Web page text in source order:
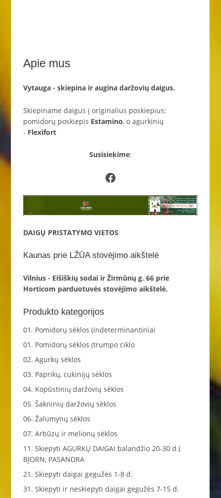
Apie mus
Vytauga - skiepina ir augina daržovių daigus.
Skiepiname daigus į originalius poskiepius:
pomidorų poskiepis Estamino, o agurkinių
- Flexifort
Susisiekime:
Facebook
DAIGŲ PRISTATYMO VIETOS
Kaunas prie LŽŪA stovėjimo aikštelė
Vilnius - Eišiškių sodai ir Žirmūnų g. 66 prie
Horticom parduotuvės stovėjimo aikštelė.
Produkto kategorijos
01. Pomidorų sėklos (indeterminantiniai
01. Pomidorų sėklos (trumpo ciklo
02. Agurkų sėklos
03. Paprikų, cukinijų sėklos
04. Kopūstinių daržovių sėklos
05. Šakninių daržovių sėklos
06. Žalumynų sėklos
07. Arbūzų ir melionų sėklos
11. Skiepyti AGURKŲ DAIGAI balandžio 20-30 d.(
BJORN, PASANDRA
21. Skiepyti daigai gegužės 1-8 d.
31. Skiepyti ir neskiepyti daigai gegužės 7-15 d.